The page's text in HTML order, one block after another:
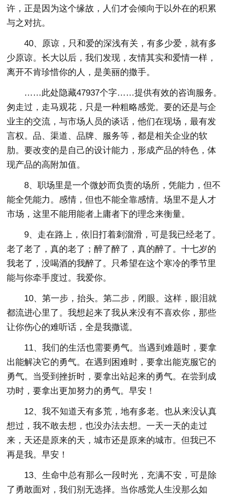
许，正是因为这个缘故，人们才会倾向于以外在的积累
与之对抗。
40、原谅，只和爱的深浅有关，有多少爱，就有多
少原谅。长大以后，我们发现，友情其实和爱情一样，
离开不肯珍惜你的人，是美丽的撒手。
……此处隐藏47937个字……提供有效的咨询服务。
匆走过，走马观花，只是一种粗略感觉。要的还是与企
业主的交流，与市场人员的谈话，他们在现场，最有发
言权。品、渠道、品牌、服务等，都是相关企业的软
肋。要改变的是自己的设计能力，形成产品的特色，体
现产品的高附加值。
8、职场里是一个微妙而负责的场所，凭能力，但不
能全凭能力。感情，但也不能全靠感情。场里不是人才
市场，这里不能用能者上庸者下的理念来衡量。
9、走在路上，依旧打着刺溜滑，可是我已经老了。
老了老了，真的老了；醉了醉了，真的醉了。十七岁的
我老了，没喝酒的我醉了。只希望在这个寒冷的季节里
能与你牵手度过。我爱你。
10、第一步，抬头。第二步，闭眼。这样，眼泪就
都流进心里了。我想起来了我从来没有不喜欢你，那些
让你伤心的难听话，全是我撒谎。
11、我们的生活也需要勇气。当遇到难题时，要拿
出能解决它的勇气。在遇到困难时，要拿出能克服它的
勇气。当受到挫折时，要拿出站起来的勇气。在尝到成
功时，要拿出更加努力的勇气。早安！
12、我不知道天有多荒，地有多老。也从来没认真
想过，我不敢去想，也没办法去想。一天一天的走过
来，天还是原来的天，城市还是原来的城市。但我已不
再是我。早安！
13、生命中总有那么一段时光，充满不安，可是除
了勇敢面对，我们别无选择。当你感觉人生没那么如